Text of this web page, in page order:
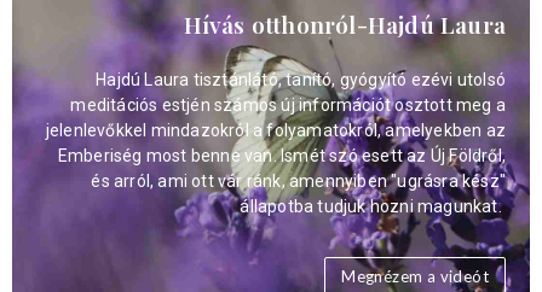
Hívás otthonról-Hajdú Laura
Hajdú Laura tisztánlátó, tanító, gyógyító ezévi utolsó
meditációs estjén számos új információt osztott meg a
jelenlevőkkel mindazokról a folyamatokról, amelyekben az
Emberiség most benne van. Ismét szó esett az Új Földről,
és arról, ami ott vár ránk, amennyiben "ugrásra kész"
állapotba tudjuk hozni magunkat.
Megnézem a videót